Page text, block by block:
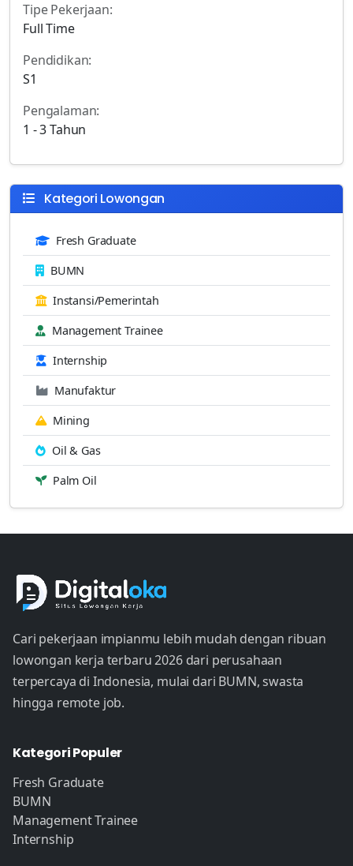
Tipe Pekerjaan:
Full Time
Pendidikan:
S1
Pengalaman:
1 - 3 Tahun
Kategori Lowongan
Fresh Graduate
BUMN
Instansi/Pemerintah
Management Trainee
Internship
Manufaktur
Mining
Oil & Gas
Palm Oil
Cari pekerjaan impianmu lebih mudah dengan ribuan
lowongan kerja terbaru 2026 dari perusahaan
terpercaya di Indonesia, mulai dari BUMN, swasta
hingga remote job.
Kategori Populer
Fresh Graduate
BUMN
Management Trainee
Internship